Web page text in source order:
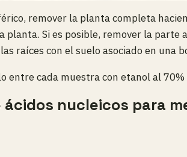
remover la planta completa
planta. Si es posible, remover la parte
raíces con el suelo asociado en una
entre cada muestra con etanol al
ácidos nucleicos para